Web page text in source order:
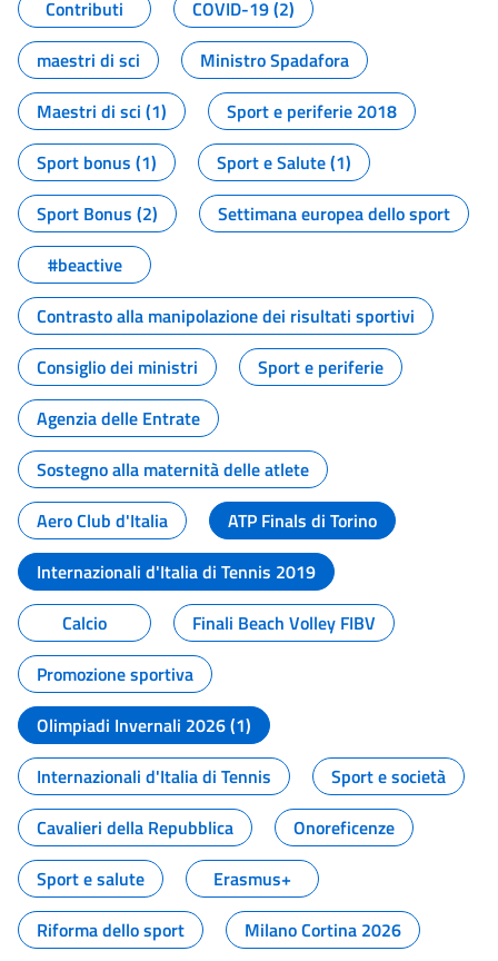
Contributi
COVID-19 (2)
maestri di sci
Ministro Spadafora
Maestri di sci (1)
Sport e periferie 2018
Sport bonus (1)
Sport e Salute (1)
Sport Bonus (2)
Settimana europea dello sport
#beactive
Contrasto alla manipolazione dei risultati sportivi
Consiglio dei ministri
Sport e periferie
Agenzia delle Entrate
Sostegno alla maternità delle atlete
Aero Club d'Italia
ATP Finals di Torino
Internazionali d'Italia di Tennis 2019
Calcio
Finali Beach Volley FIBV
Promozione sportiva
Olimpiadi Invernali 2026 (1)
Internazionali d'Italia di Tennis
Sport e società
Cavalieri della Repubblica
Onoreficenze
Sport e salute
Erasmus+
Riforma dello sport
Milano Cortina 2026